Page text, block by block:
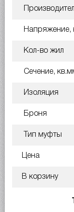
Напряжение,
Кол-во жил
Сечение,
Изоляция
Броня
Тип муфты
Цена
В корзину